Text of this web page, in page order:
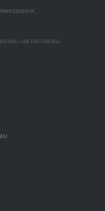
944 / +48 509 508 943